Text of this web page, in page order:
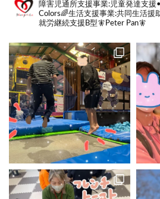
障害児通所支援事業:児童発達支援
Colors🌈生活支援事業:共同生活援
就労継続支援B型🧚Peter Pan🧚